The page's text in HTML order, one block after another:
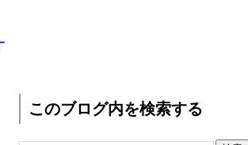
このブログ内を検索する